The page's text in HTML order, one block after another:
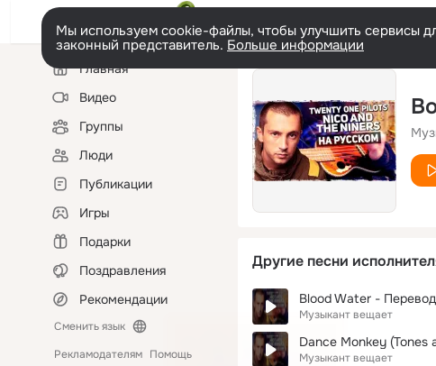
Мы используем cookie-файлы, чтобы улучшить сервисы
законный представитель. Больше информации
Левая
колонкаГлавная
Видео
Группы
Люди
Публикации
Игры
Подарки
Поздравления
Рекомендации
Сменить язык
Рекламодателям Помощь
Другие песни
Blood Water -
Музыкант вещает
Dance Monkey (Tones
Музыкант вещает